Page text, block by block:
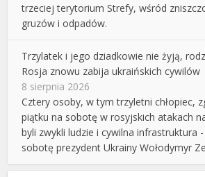
trzeciej terytorium Strefy, wśród
gruzów i odpadów.
Trzylatek i jego dziadkowie nie żyją,
Rosja znowu zabija ukraińskich cywilów
8 sierpnia 2026
Cztery osoby, w tym trzyletni chłopiec,
piątku na sobotę w rosyjskich atakach
byli zwykli ludzie i cywilna infrastruktura
sobotę prezydent Ukrainy Wołodymyr